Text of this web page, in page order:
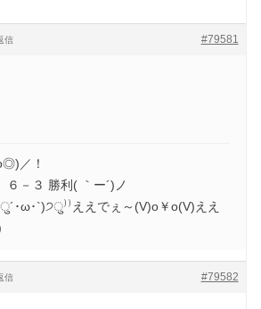
#79581
信
／！
６－３ 勝利( ｀ー´)ノ
･ω･`)੭ु⁾⁾ええでぇ～(V)o￥o(V)ええ
#79582
信